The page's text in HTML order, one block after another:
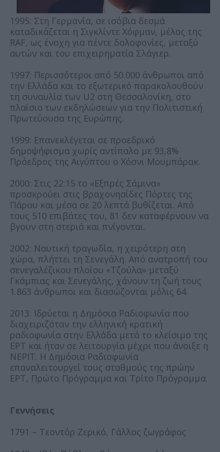
1995: Στη Γερμανία, σε ισόβια δεσμά
καταδικάζεται η Σιγκλίντε Χόφμαν, μέλος της
RAF, ως ένοχη για πέντε δολοφονίες, μεταξύ
αυτών και του επιχειρηματία Σλάγιερ.
1997: Περισσότεροι από 50.000 άνθρωποι από
την Ελλάδα και το εξωτερικό παρακολουθούν
τη συναυλία των U2 στη Θεσσαλονίκη, στο
πλαίσιο των εκδηλώσεων για την Πολιτιστική
Πρωτεύουσα της Ευρώπης.
1999: Επανεκλέγεται σε προεδρικό
δημοψήφισμα χωρίς αντίπαλο με 93,8%
Πρόεδρος της Αιγύπτου ο Χόσνι Μουμπάρακ.
2000: Στις 22:15 το «Εξπρές Σάμινα»
προσκρούει στις βραχονησίδες Πόρτες της
Πάρου και μέσα σε 20 λεπτά βυθίζεται. Από
τους 510 επιβάτες του, 81 δεν καταφέρνουν να
βγουν στη στεριά και πνίγονται.
2002: Ναυτική τραγωδία, η χειρότερη στη
χώρα, πλήττει τη Σενεγάλη. Από ανατροπή του
σενεγαλέζικου πλοίου «Τζούλα» μεταξύ
Γκάμπιας και Σενεγάλης, χάνουν τη ζωή τους
1.863 άνθρωποι και διασώζονται μόλις 64.
2013: Ιδρύεται η Δημόσια Ραδιοφωνία που
διαχειριζόταν την ελληνική κρατική
ραδιοφωνία στην Ελλάδα μετά το κλείσιμο της
ΕΡΤ και ήταν σε λειτουργία μέχρι που άνοιξε η
ΝΕΡΙΤ. Η Δημόσια Ραδιοφωνία
επαναλειτουργεί τους σταθμούς της πρώην
ΕΡΤ, Πρώτο Πρόγραμμα και Τρίτο Πρόγραμμα.
Γεννήσεις
1791 – Τεοντόρ Ζερικό, Γάλλος ζωγράφος